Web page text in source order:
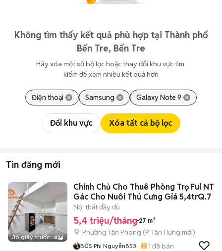
Không tìm thấy kết quả phù hợp tại Thành phố
Bến Tre, Bến Tre
Hãy xóa một số bộ lọc hoặc thay đổi khu vực tìm
kiếm để xem nhiều kết quả hơn
Điện thoại Samsung Galaxy Note 9
Đổi khu vực Xóa tất cả bộ lọc
Tin đăng mới
36 giây trước 8
Chính Chủ Cho Thuê Phòng Trọ Ful NT
Gác Cho Nuôi Thú Cưng Giá 5,4trQ.7
Nội thất đầy đủ
5,4 triệu/tháng 27 m²
Phường Tân Phong (P. Tân Hưng mới)
BĐS Phi Nguyễn853 1 đã bán